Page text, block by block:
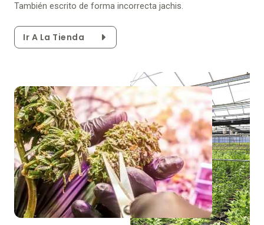
También escrito de forma incorrecta jachis.
Ir A La Tienda